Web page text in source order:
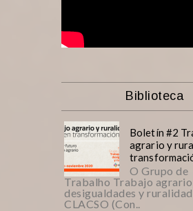
Biblioteca
Boletín #2
agrario y
O Grupo de
Trabalho Trabajo
desigualdades y
CLACSO (Con..